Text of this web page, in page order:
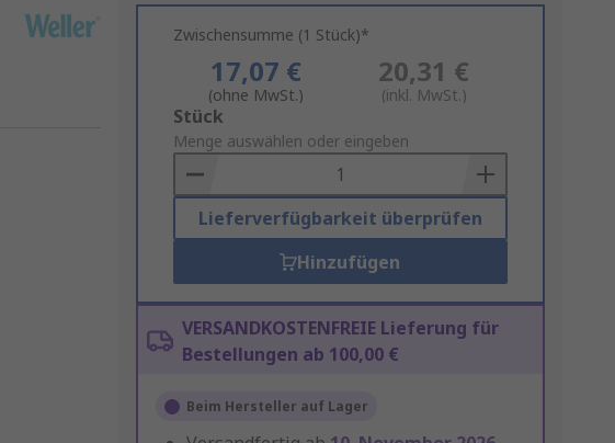
Zwischensumme (1 Stück)*
17,07 €
(ohne MwSt.)
20,31 €
(inkl. MwSt.)
Add
to
Basket
Stück
Menge auswählen oder eingeben
Lieferverfügbarkeit überprüfen
Hinzufügen
VERSANDKOSTENFREIE Lieferung für
Bestellungen ab 100,00 €
Beim Hersteller auf Lager